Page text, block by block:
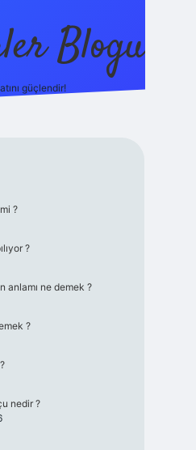
Blogu
güçlendir!
?
?
anlamı ne demek ?
?
nedir ?